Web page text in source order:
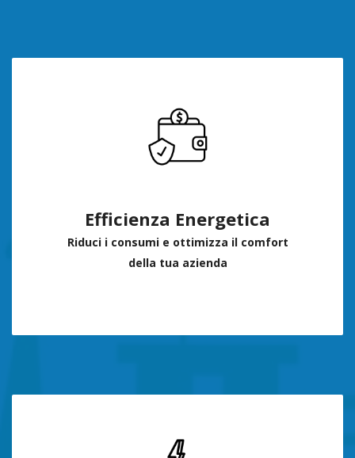
Efficienza Energetica
Riduci i consumi e ottimizza il comfort
della tua azienda